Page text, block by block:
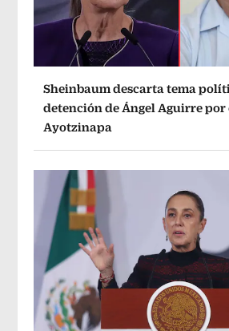
Sheinbaum descarta tema
detención de Ángel Aguirre por
Ayotzinapa